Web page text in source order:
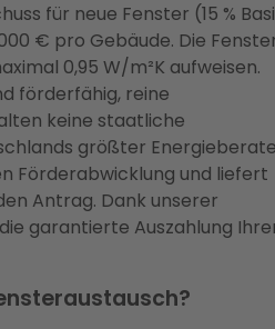
für neue Fenster (15 %
€ pro Gebäude. Die
0,95 W/m²K aufweisen.
förderfähig, reine
keine staatliche
größter
Förderabwicklung und liefert
Antrag. Dank unserer
garantierte Auszahlung